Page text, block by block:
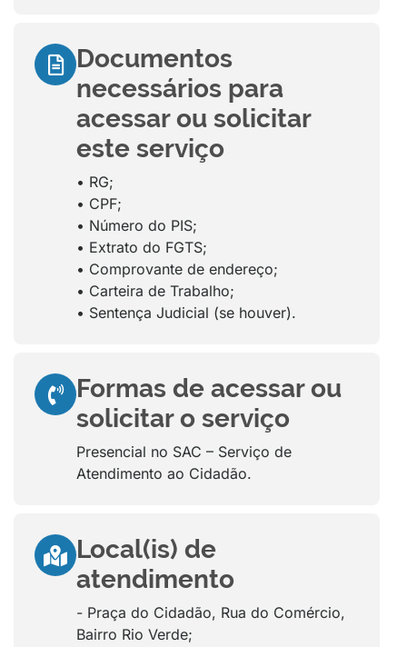
Documentos
necessários para
acessar ou solicitar
este serviço
• RG;
• CPF;
• Número do PIS;
• Extrato do FGTS;
• Comprovante de endereço;
• Carteira de Trabalho;
• Sentença Judicial (se houver).
Formas de acessar ou
solicitar o serviço
Presencial no SAC – Serviço de
Atendimento ao Cidadão.
Local(is) de
atendimento
- Praça do Cidadão, Rua do Comércio,
Bairro Rio Verde;